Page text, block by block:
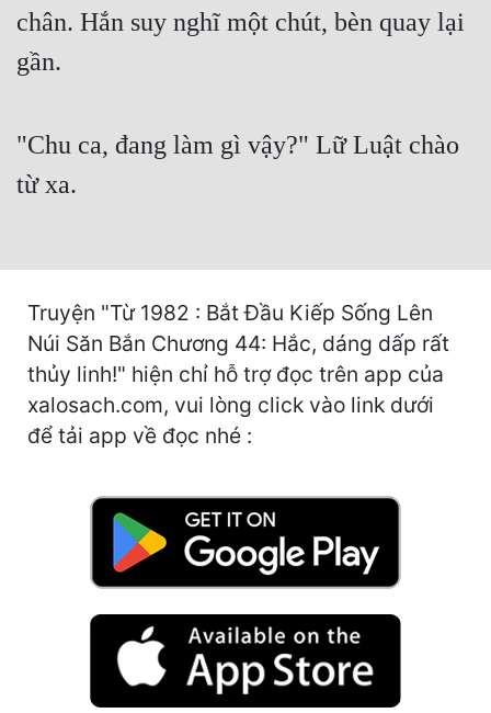
Huyền Huyễn
Huyền Nghi
Khoa Huyễn Không Gian
Kinh Dị
Kiếm Hiệp
chân. Hắn suy nghĩ một chút, bèn quay lại
gần.
"Chu ca, đang làm gì vậy?" Lữ Luật chào
từ xa.
Truyện "Từ 1982 : Bắt Đầu Kiếp Sống Lên
Núi Săn Bắn Chương 44: Hắc, dáng dấp rất
thủy linh!" hiện chỉ hỗ trợ đọc trên app của
xalosach.com, vui lòng click vào link dưới
để tải app về đọc nhé :